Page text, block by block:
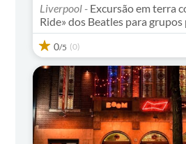
Liverpool - Excursão em terra
Ride» dos Beatles para
0/5 (0)